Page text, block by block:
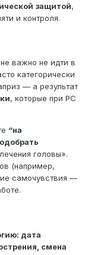
защитой,
и контроля.
важно не идти в
категорически
— а результат
, которые при РС
“на
головы».
(например,
самочувствия —
дата
смена